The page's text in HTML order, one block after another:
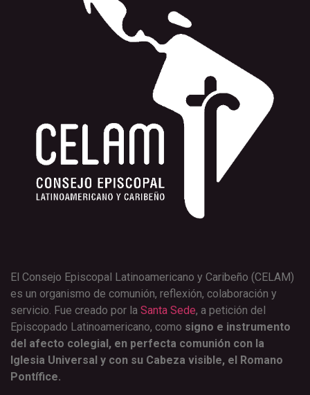
El Consejo Episcopal Latinoamericano y Caribeño (CELAM)
es un organismo de comunión, reflexión, colaboración y
servicio. Fue creado por la Santa Sede, a petición del
Episcopado Latinoamericano, como signo e instrumento
del afecto colegial, en perfecta comunión con la
Iglesia Universal y con su Cabeza visible, el Romano
Pontífice.